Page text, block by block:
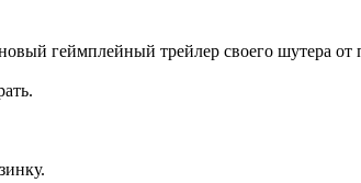
геймплейный трейлер своего шутера от